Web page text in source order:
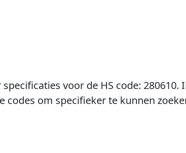
voor de HS code: 280610.
codes om specifieker te kunnen